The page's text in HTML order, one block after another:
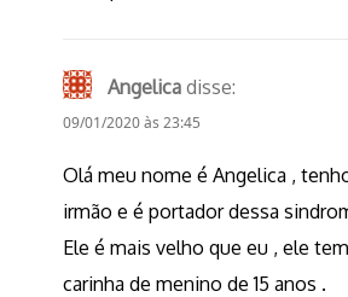
Angelica disse:
09/01/2020 às 23:45
Olá meu nome é Angelica ,
irmão e é portador dessa
Ele é mais velho que eu , ele
carinha de menino de 15 anos .